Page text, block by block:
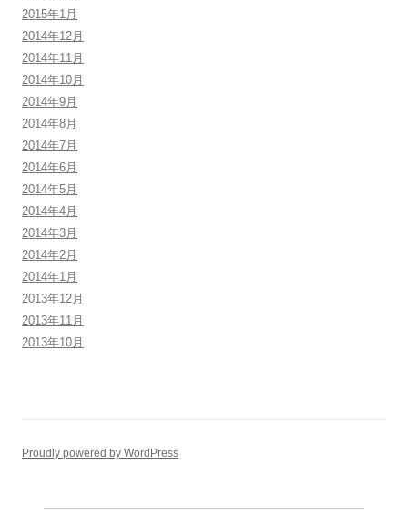
2015年1月
2014年12月
2014年11月
2014年10月
2014年9月
2014年8月
2014年7月
2014年6月
2014年5月
2014年4月
2014年3月
2014年2月
2014年1月
2013年12月
2013年11月
2013年10月
Proudly powered by WordPress